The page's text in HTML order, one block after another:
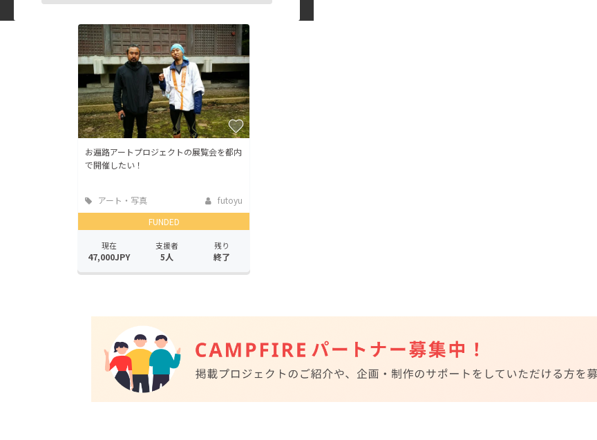
まちづくり・地域活性化
お遍路アートプロジェクトの展覧会を都内
で開催したい！
アート・写真
futoyu
FUNDED
現在
47,000JPY
支援者
5人
残り
終了